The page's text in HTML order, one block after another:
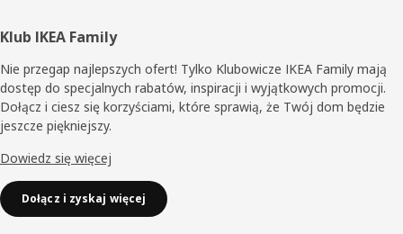
Stopka
Klub IKEA Family
Nie przegap najlepszych ofert! Tylko Klubowicze IKEA Family mają
dostęp do specjalnych rabatów, inspiracji i wyjątkowych promocji.
Dołącz i ciesz się korzyściami, które sprawią, że Twój dom będzie
jeszcze piękniejszy.
Dowiedz się więcej
Dołącz i zyskaj więcej